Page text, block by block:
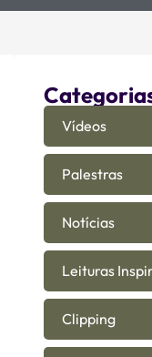
Vídeos
Palestras
Notícias
Leituras
Clipping